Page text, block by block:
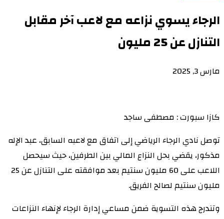
الرجاء يسوي نزاعه مع لاعب آخر مقابل
التنازل عن 25 مليون
مارس 3, 2025
كازا سبورت : مصطفى ساجد
توصل نادي الرجاء الرياضي إلى اتفاق مع لاعبه السابق، عبد الإله
مذكور، يقضي بحل النزاع المالي بين الطرفين، حيث سيحصل
اللاعب على 60 مليون سنتيم بعد موافقته على التنازل عن 25
مليون سنتيم لصالح الفريق.
وتندرج هذه التسوية ضمن مساعي إدارة الرجاء لإنهاء النزاعات